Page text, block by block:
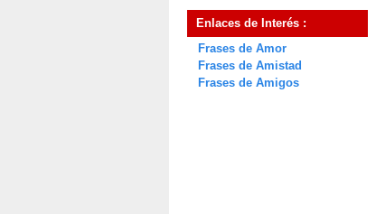
Enlaces de Interés :
Frases de Amor
Frases de Amistad
Frases de Amigos